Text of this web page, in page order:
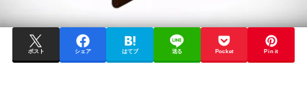
ポスト シェア はてブ 送る Pocket Pin it